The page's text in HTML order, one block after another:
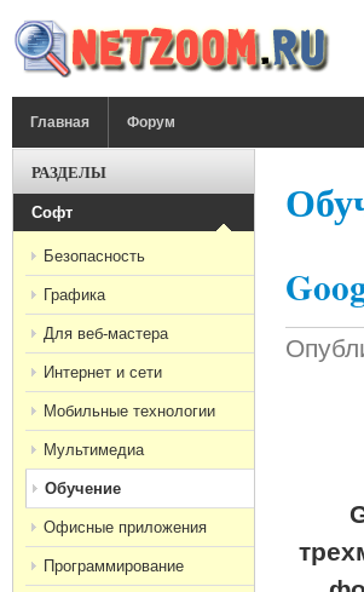
Главная Форум
РАЗДЕЛЫ
Софт
Безопасность
Графика
Для веб-мастера
Интернет и сети
Мобильные технологии
Мультимедиа
Обучение
Офисные приложения
Программирование